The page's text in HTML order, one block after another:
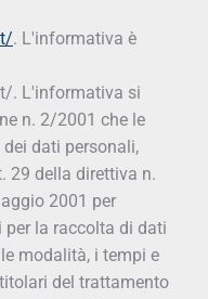
. L'informativa è
. L'informativa si
n. 2/2001 che le
dati personali,
29 della direttiva n.
2001 per
la raccolta di dati
modalità, i tempi e
del trattamento